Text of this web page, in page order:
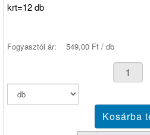
krt=12 db
Fogyasztói ár: 549,00 Ft / db